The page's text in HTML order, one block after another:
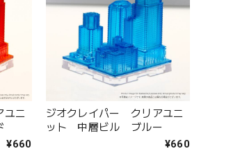
ユニ
¥660
ジオクレイパー クリアユニ
ット 中層ビル ブルー
¥660